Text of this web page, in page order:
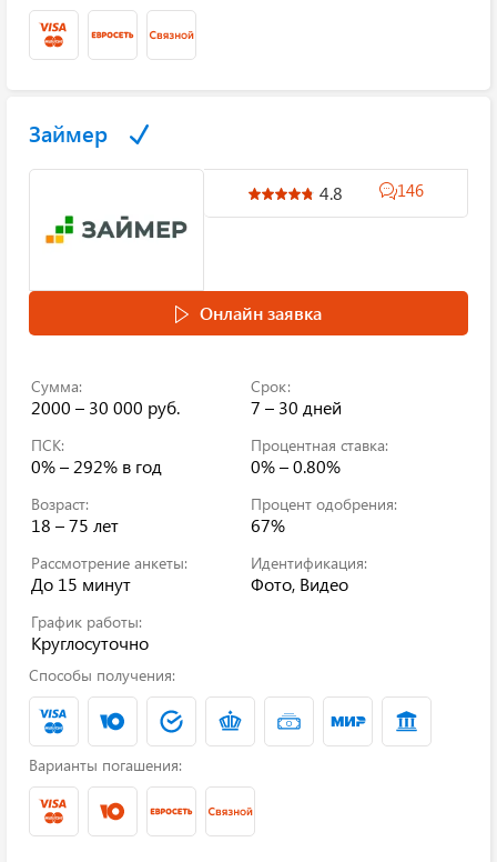
Займер
4.8 146
Онлайн заявка
Сумма:
2000 – 30 000 руб.
Срок:
7 – 30 дней
ПСК:
0% – 292% в год
Процентная ставка:
0% – 0.80%
Возраст:
18 – 75 лет
Процент одобрения:
67%
Рассмотрение анкеты:
До 15 минут
Идентификация:
Фото, Видео
График работы:
Круглосуточно
Способы получения:
Варианты погашения: